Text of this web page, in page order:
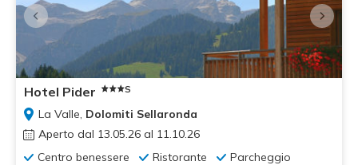
Hotel Pider S
La Valle, Dolomiti Sellaronda
Aperto dal 13.05.26 al 11.10.26
Centro benessere
Ristorante Parcheggio